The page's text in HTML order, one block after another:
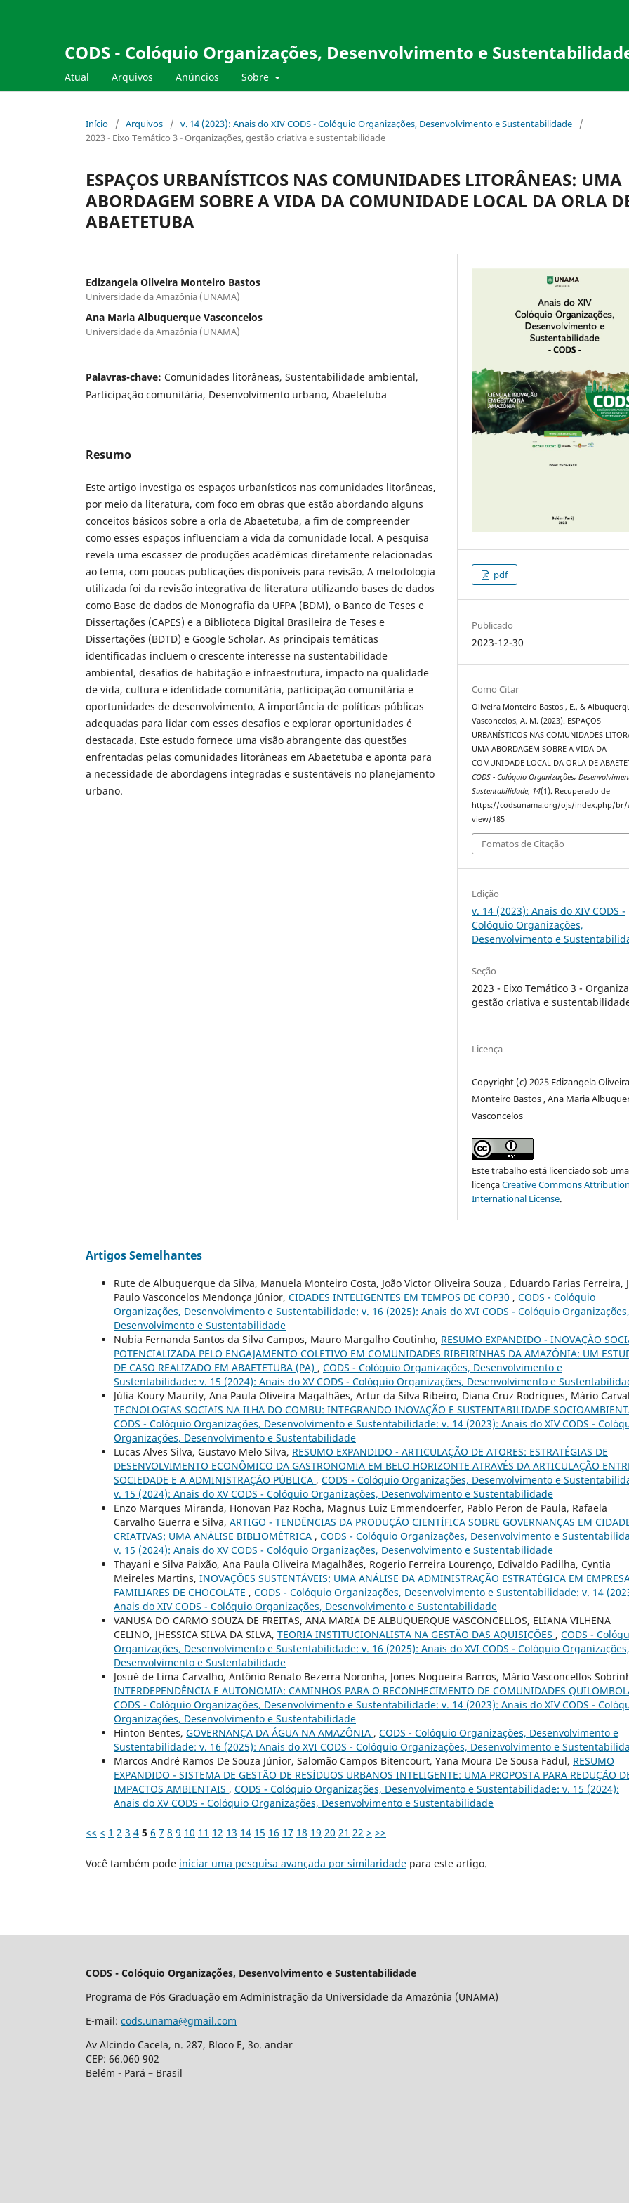
CODS - Colóquio Organizações, Desenvolvimento e
Atual Arquivos Anúncios Sobre
Início / Arquivos / v. 14 (2023): Anais do XIV CODS - Colóquio Organizações, Desenvolvimento e Sustentabilidade
/
2023 - Eixo Temático 3 - Organizações, gestão criativa e sustentabilidade
ESPAÇOS URBANÍSTICOS NAS COMUNIDADES LITORÂNEAS: UMA
ABORDAGEM SOBRE A VIDA DA COMUNIDADE LOCAL DA ORLA
ABAETETUBA
Edizangela Oliveira Monteiro Bastos
Universidade da Amazônia (UNAMA)
Ana Maria Albuquerque Vasconcelos
Universidade da Amazônia (UNAMA)
Palavras-chave: Comunidades litorâneas, Sustentabilidade ambiental,
Participação comunitária, Desenvolvimento urbano, Abaetetuba
Resumo
Este artigo investiga os espaços urbanísticos nas comunidades litorâneas,
por meio da literatura, com foco em obras que estão abordando alguns
conceitos básicos sobre a orla de Abaetetuba, a fim de compreender
como esses espaços influenciam a vida da comunidade local. A pesquisa
revela uma escassez de produções acadêmicas diretamente relacionadas
ao tema, com poucas publicações disponíveis para revisão. A metodologia
utilizada foi da revisão integrativa de literatura utilizando bases de dados
como Base de dados de Monografia da UFPA (BDM), o Banco de Teses e
Dissertações (CAPES) e a Biblioteca Digital Brasileira de Teses e
Dissertações (BDTD) e Google Scholar. As principais temáticas
identificadas incluem o crescente interesse na sustentabilidade
ambiental, desafios de habitação e infraestrutura, impacto na qualidade
de vida, cultura e identidade comunitária, participação comunitária e
oportunidades de desenvolvimento. A importância de políticas públicas
adequadas para lidar com esses desafios e explorar oportunidades é
destacada. Este estudo fornece uma visão abrangente das questões
enfrentadas pelas comunidades litorâneas em Abaetetuba e aponta para
a necessidade de abordagens integradas e sustentáveis no planejamento
urbano.
pdf
Publicado
2023-12-30
Como Citar
Oliveira Monteiro Bastos , E., &
Vasconcelos, A. M. (2023). ESPAÇOS
URBANÍSTICOS NAS COMUNIDADES
UMA ABORDAGEM SOBRE A VIDA DA
COMUNIDADE LOCAL DA ORLA DE
CODS - Colóquio Organizações,
Sustentabilidade, 14(1). Recuperado de
https://codsunama.org/ojs/index.php/br/
view/185
Fomatos de Citação
Edição
v. 14 (2023): Anais do XIV CODS -
Colóquio Organizações,
Desenvolvimento e
Seção
2023 - Eixo Temático 3 -
gestão criativa e
Licença
Copyright (c) 2025 Edizangela Oliveira
Monteiro Bastos , Ana Maria
Vasconcelos
Este trabalho está licenciado sob uma
licençaCreative Commons
International License.
Artigos Semelhantes
Rute de Albuquerque da Silva, Manuela Monteiro Costa, João Victor Oliveira Souza , Eduardo Farias Ferreira,
Paulo Vasconcelos Mendonça Júnior, CIDADES INTELIGENTES EM TEMPOS DE COP30 , CODS - Colóquio
Organizações, Desenvolvimento e Sustentabilidade: v. 16 (2025): Anais do XVI CODS - Colóquio Organizações,
Desenvolvimento e Sustentabilidade
Nubia Fernanda Santos da Silva Campos, Mauro Margalho Coutinho, RESUMO EXPANDIDO - INOVAÇÃO
POTENCIALIZADA PELO ENGAJAMENTO COLETIVO EM COMUNIDADES RIBEIRINHAS DA AMAZÔNIA: UM
DE CASO REALIZADO EM ABAETETUBA (PA) , CODS - Colóquio Organizações, Desenvolvimento e
Sustentabilidade: v. 15 (2024): Anais do XV CODS - Colóquio Organizações, Desenvolvimento e
Júlia Koury Maurity, Ana Paula Oliveira Magalhães, Artur da Silva Ribeiro, Diana Cruz Rodrigues, Mário
TECNOLOGIAS SOCIAIS NA ILHA DO COMBU: INTEGRANDO INOVAÇÃO E SUSTENTABILIDADE
CODS - Colóquio Organizações, Desenvolvimento e Sustentabilidade: v. 14 (2023): Anais do XIV CODS -
Organizações, Desenvolvimento e Sustentabilidade
Lucas Alves Silva, Gustavo Melo Silva, RESUMO EXPANDIDO - ARTICULAÇÃO DE ATORES: ESTRATÉGIAS DE
DESENVOLVIMENTO ECONÔMICO DA GASTRONOMIA EM BELO HORIZONTE ATRAVÉS DA ARTICULAÇÃO
SOCIEDADE E A ADMINISTRAÇÃO PÚBLICA , CODS - Colóquio Organizações, Desenvolvimento e
v. 15 (2024): Anais do XV CODS - Colóquio Organizações, Desenvolvimento e Sustentabilidade
Enzo Marques Miranda, Honovan Paz Rocha, Magnus Luiz Emmendoerfer, Pablo Peron de Paula, Rafaela
Carvalho Guerra e Silva, ARTIGO - TENDÊNCIAS DA PRODUÇÃO CIENTÍFICA SOBRE GOVERNANÇAS EM
CRIATIVAS: UMA ANÁLISE BIBLIOMÉTRICA , CODS - Colóquio Organizações, Desenvolvimento e
v. 15 (2024): Anais do XV CODS - Colóquio Organizações, Desenvolvimento e Sustentabilidade
Thayani e Silva Paixão, Ana Paula Oliveira Magalhães, Rogerio Ferreira Lourenço, Edivaldo Padilha, Cyntia
Meireles Martins, INOVAÇÕES SUSTENTÁVEIS: UMA ANÁLISE DA ADMINISTRAÇÃO ESTRATÉGICA EM
FAMILIARES DE CHOCOLATE , CODS - Colóquio Organizações, Desenvolvimento e Sustentabilidade: v. 14
Anais do XIV CODS - Colóquio Organizações, Desenvolvimento e Sustentabilidade
VANUSA DO CARMO SOUZA DE FREITAS, ANA MARIA DE ALBUQUERQUE VASCONCELLOS, ELIANA VILHENA
CELINO, JHESSICA SILVA DA SILVA, TEORIA INSTITUCIONALISTA NA GESTÃO DAS AQUISIÇÕES , CODS -
Organizações, Desenvolvimento e Sustentabilidade: v. 16 (2025): Anais do XVI CODS - Colóquio Organizações,
Desenvolvimento e Sustentabilidade
Josué de Lima Carvalho, Antônio Renato Bezerra Noronha, Jones Nogueira Barros, Mário Vasconcellos
INTERDEPENDÊNCIA E AUTONOMIA: CAMINHOS PARA O RECONHECIMENTO DE COMUNIDADES
CODS - Colóquio Organizações, Desenvolvimento e Sustentabilidade: v. 14 (2023): Anais do XIV CODS -
Organizações, Desenvolvimento e Sustentabilidade
Hinton Bentes, GOVERNANÇA DA ÁGUA NA AMAZÔNIA , CODS - Colóquio Organizações, Desenvolvimento e
Sustentabilidade: v. 16 (2025): Anais do XVI CODS - Colóquio Organizações, Desenvolvimento e
Marcos André Ramos De Souza Júnior, Salomão Campos Bitencourt, Yana Moura De Sousa Fadul, RESUMO
EXPANDIDO - SISTEMA DE GESTÃO DE RESÍDUOS URBANOS INTELIGENTE: UMA PROPOSTA PARA REDUÇÃO
IMPACTOS AMBIENTAIS , CODS - Colóquio Organizações, Desenvolvimento e Sustentabilidade: v. 15 (2024):
Anais do XV CODS - Colóquio Organizações, Desenvolvimento e Sustentabilidade
<< < 1 2 3 4 5 6 7 8 9 10 11 12 13 14 15 16 17 18 19 20 21 22 > >>
Você também pode iniciar uma pesquisa avançada por similaridade para este artigo.
CODS - Colóquio Organizações, Desenvolvimento e Sustentabilidade
Programa de Pós Graduação em Administração da Universidade da Amazônia (UNAMA)
E-mail: cods.unama@gmail.com
Av Alcindo Cacela, n. 287, Bloco E, 3o. andar
CEP: 66.060 902
Belém - Pará – Brasil